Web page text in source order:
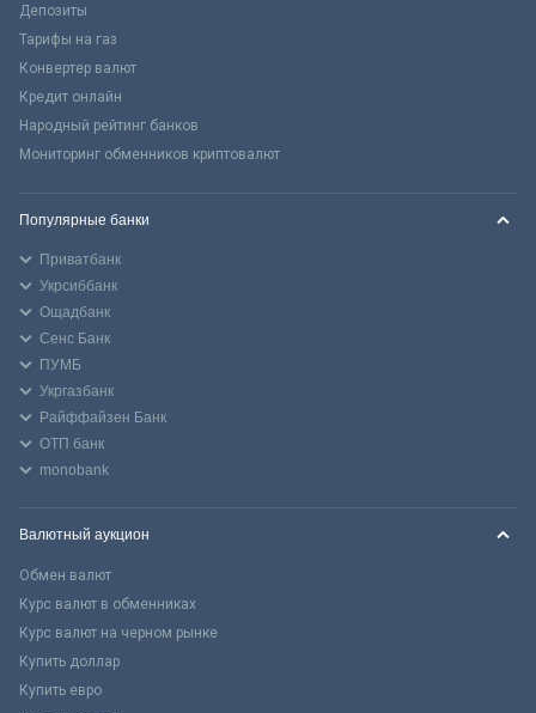
Депозиты
Тарифы на газ
Конвертер валют
Кредит онлайн
Народный рейтинг банков
Мониторинг обменников криптовалют
Популярные банки
Приватбанк
Укрсиббанк
Ощадбанк
Сенс Банк
ПУМБ
Укргазбанк
Райффайзен Банк
ОТП банк
monobank
Валютный аукцион
Обмен валют
Курс валют в обменниках
Курс валют на черном рынке
Купить доллар
Купить евро